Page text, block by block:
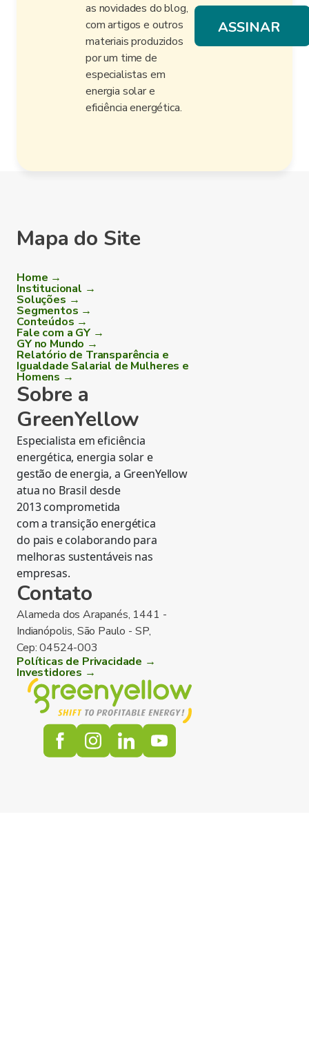
as novidades do blog,
com artigos e outros
materiais produzidos
por um time de
especialistas em
energia solar e
eficiência energética.
Mapa do Site
Home →
Institucional →
Soluções →
Segmentos →
Conteúdos →
Fale com a GY →
GY no Mundo →
Relatório de Transparência e
Igualdade Salarial de Mulheres e
Homens →
Sobre a
GreenYellow
Especialista em eficiência
energética, energia solar e
gestão de energia, a GreenYellow
atua no Brasil desde
2013 comprometida
com a transição energética
do pais e colaborando para
melhoras sustentáveis nas
empresas.
Contato
Alameda dos Arapanés, 1441 -
Indianópolis, São Paulo - SP,
Cep: 04524-003
Políticas de Privacidade →
Investidores →